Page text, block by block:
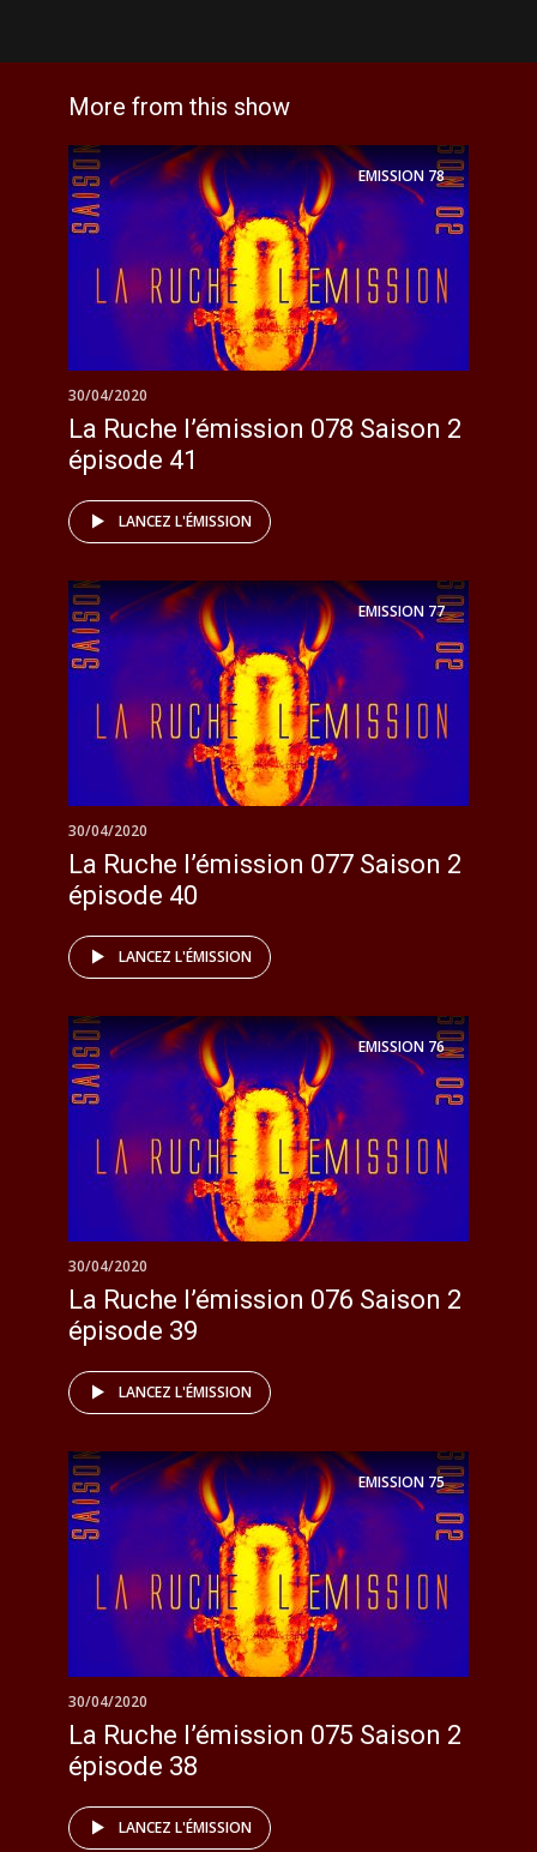
More from this show
EMISSION78
30/04/2020
La Ruche l’émission 078 Saison 2
épisode 41
LANCEZ L'ÉMISSION
EMISSION77
30/04/2020
La Ruche l’émission 077 Saison 2
épisode 40
LANCEZ L'ÉMISSION
EMISSION76
30/04/2020
La Ruche l’émission 076 Saison 2
épisode 39
LANCEZ L'ÉMISSION
EMISSION75
30/04/2020
La Ruche l’émission 075 Saison 2
épisode 38
LANCEZ L'ÉMISSION